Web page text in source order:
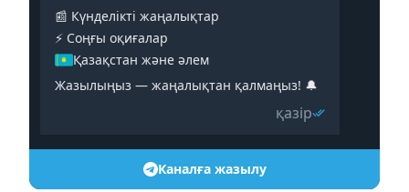
📰 Күнделікті жаңалықтар
⚡️ Соңғы оқиғалар
Қазақстан және әлем
Жазылыңыз — жаңалықтан қалмаңыз! 🔔
қазір
Каналға жазылу